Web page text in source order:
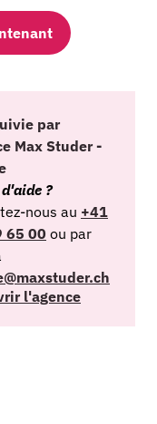
par
Max Studer -
?
nous au +41
65 00 ou par
l'agence